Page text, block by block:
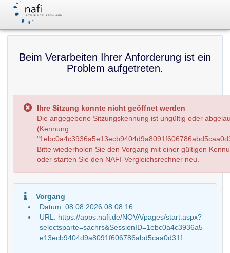
Beim Verarbeiten Ihrer Anforderung ist ein
Problem aufgetreten.
Ihre Sitzung konnte nicht geöffnet werden
Die angegebene Sitzungskennung ist ungültig oder
(Kennung:
Bitte wiederholen Sie den Vorgang mit einer gültigen
oder starten Sie den NAFI-Vergleichsrechner neu.
Vorgang
Datum: 08.08.2026 08:08:16
URL: https://apps.nafi.de/NOVA/pages/start.aspx?
selectsparte=sachrs&SessionID=1ebc0a4c3936a5
e13ecb9404d9a8091f606786abd5caa0d31f